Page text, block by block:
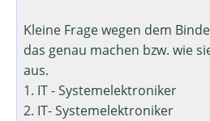
Kleine Frage wegen dem
das genau machen bzw. wie
aus.
1. IT - Systemelektroniker
2. IT- Systemelektroniker